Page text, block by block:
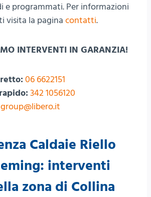
e programmati. Per informazioni
visita la pagina contatti.
INTERVENTI IN GARANZIA!
06 6622151
342 1056120
Caldaie Riello
interventi
zona di Collina